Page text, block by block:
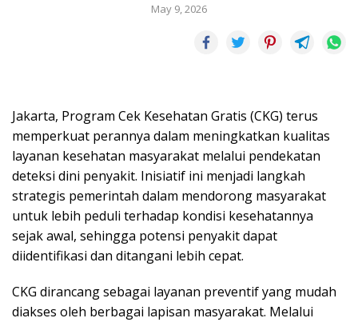
May 9, 2026
Jakarta, Program Cek Kesehatan Gratis (CKG) terus
memperkuat perannya dalam meningkatkan kualitas
layanan kesehatan masyarakat melalui pendekatan
deteksi dini penyakit. Inisiatif ini menjadi langkah
strategis pemerintah dalam mendorong masyarakat
untuk lebih peduli terhadap kondisi kesehatannya
sejak awal, sehingga potensi penyakit dapat
diidentifikasi dan ditangani lebih cepat.
CKG dirancang sebagai layanan preventif yang mudah
diakses oleh berbagai lapisan masyarakat. Melalui